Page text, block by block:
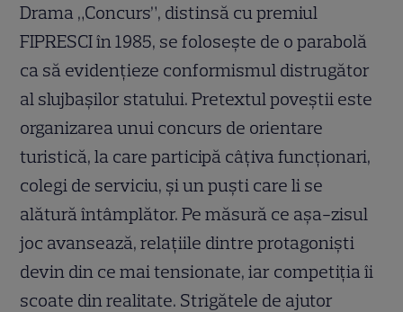
Drama „Concurs”, distinsă cu premiul
FIPRESCI în 1985, se folosește de o parabolă
ca să evidențieze conformismul distrugător
al slujbașilor statului. Pretextul poveștii este
organizarea unui concurs de orientare
turistică, la care participă câțiva funcționari,
colegi de serviciu, și un puști care li se
alătură întâmplător. Pe măsură ce așa-zisul
joc avansează, relațiile dintre protagoniști
devin din ce mai tensionate, iar competiția îi
scoate din realitate. Strigătele de ajutor